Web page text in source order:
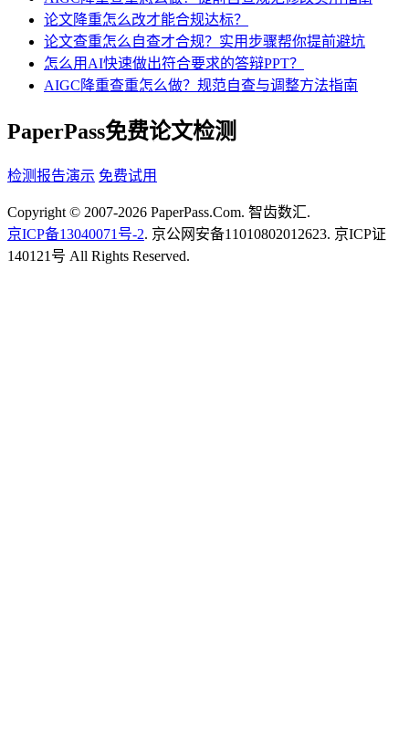
论文降重怎么改才能合规达标？
论文查重怎么自查才合规？实用步骤帮你提前避坑
怎么用AI快速做出符合要求的答辩PPT？
AIGC降重查重怎么做？规范自查与调整方法指南
PaperPass免费论文检测
检测报告演示 免费试用
Copyright © 2007-2026 PaperPass.Com. 智齿数汇.
京ICP备13040071号-2. 京公网安备11010802012623. 京ICP证
140121号 All Rights Reserved.